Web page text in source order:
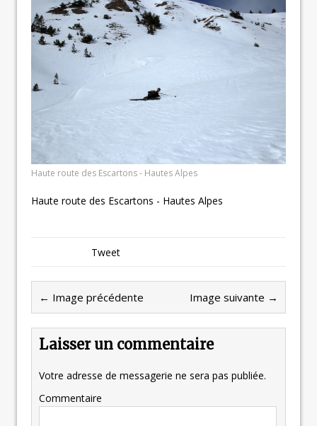
Haute route des Escartons - Hautes Alpes
Haute route des Escartons - Hautes Alpes
Tweet
← Image précédente Image suivante →
Laisser un commentaire
Votre adresse de messagerie ne sera pas publiée.
Commentaire